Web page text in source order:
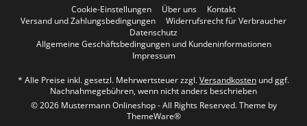
Cookie-Einstellungen Über uns
Kontakt
Versand und Zahlungsbedingungen
Widerrufsrecht für Verbraucher
Datenschutz
Allgemeine Geschäftsbedingungen und Kundeninformationen
Impressum
* Alle Preise inkl. gesetzl. Mehrwertsteuer zzgl.Versandkosten und ggf.
Nachnahmegebühren, wenn nicht anders beschrieben
© 2026 Mustermann Onlineshop - All Rights Reserved. Theme by
ThemeWare®